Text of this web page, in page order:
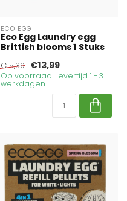
ECO EGG
Eco Egg Laundry egg
Brittish blooms 1 Stuks
€15,39 €13,99
Op voorraad. Levertijd 1 - 3
werkdagen